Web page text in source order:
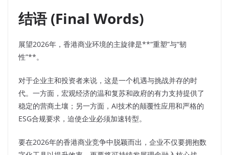
结语 (Final Words)
展望2026年，香港商业环境的主旋律是**“重塑”与“韧
性”**。
对于企业主和投资者来说，这是一个机遇与挑战并存的时
代。一方面，宏观经济的温和复苏和政府的有力支持提供了
稳定的营商土壤；另一方面，AI技术的颠覆性应用和严格的
ESG合规要求，迫使企业必须加速转型。
要在2026年的香港商业竞争中脱颖而出，企业不仅要拥抱数